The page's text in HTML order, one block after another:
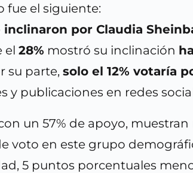
fue el siguiente:
inclinaron por Claudia
el 28% mostró su inclinación
su parte, solo el 12% votaría
y publicaciones en redes
un 57% de apoyo,
voto en este grupo
5 puntos porcentuales